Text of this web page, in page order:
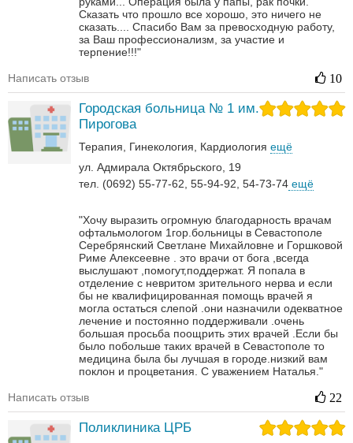
Сказать что прошло все хорошо, это ничего не
сказать.... Спасибо Вам за превосходную работу,
за Ваш профессионализм, за участие и
терпение!!!"
Написать отзыв 10
Городская больница № 1 им.
Пирогова
Терапия Гинекология Кардиология ещё
ул. Адмирала Октябрьского, 19
тел. (0692) 55-77-62, 55-94-92, 54-73-74 ещё
"Хочу выразить огромную благодарность врачам
офтальмологом 1гор.больницы в Севастополе
Серебрянский Светлане Михайловне и Горшковой
Риме Алексеевне . это врачи от бога ,всегда
выслушают ,помогут,поддержат. Я попала в
отделение с невритом зрительного нерва и если
бы не квалифицированная помощь врачей я
могла остаться слепой .они назначили одекватное
лечение и постоянно поддерживали .очень
большая просьба поощрить этих врачей .Если бы
было побольше таких врачей в Севастополе то
медицина была бы лучшая в городе.низкий вам
поклон и процветания. С уважением Наталья."
Написать отзыв 22
Поликлиника ЦРБ